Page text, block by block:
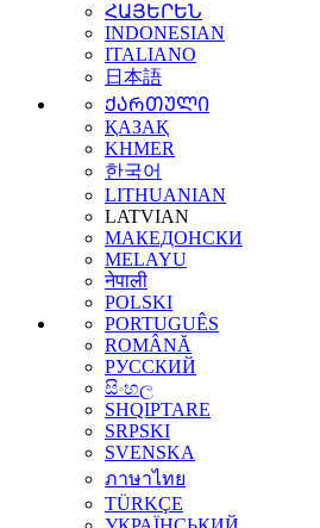
ՀԱՅԵՐԵՆ
INDONESIAN
ITALIANO
日本語
ᲥᲐᲠᲗᲣᲚᲘ
ҚАЗАҚ
KHMER
한국어
LITHUANIAN
LATVIAN
МАКЕДОНСКИ
MELAYU
नेपाली
POLSKI
PORTUGUÊS
ROMÂNĂ
РУССКИЙ
සිංහල
SHQIPTARE
SRPSKI
SVENSKA
ภาษาไทย
TÜRKÇE